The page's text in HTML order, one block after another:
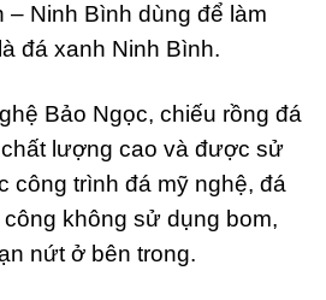
– Ninh Bình dùng để làm
đá xanh Ninh Bình.
Bảo Ngọc, chiếu rồng đá
lượng cao và được sử
công trình đá mỹ nghệ, đá
không sử dụng bom,
nứt ở bên trong.